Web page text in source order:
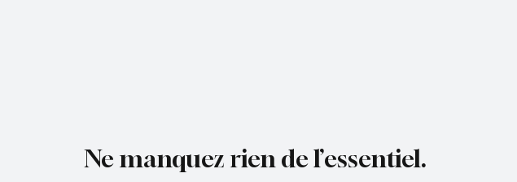
Ne manquez rien de l’essentiel.